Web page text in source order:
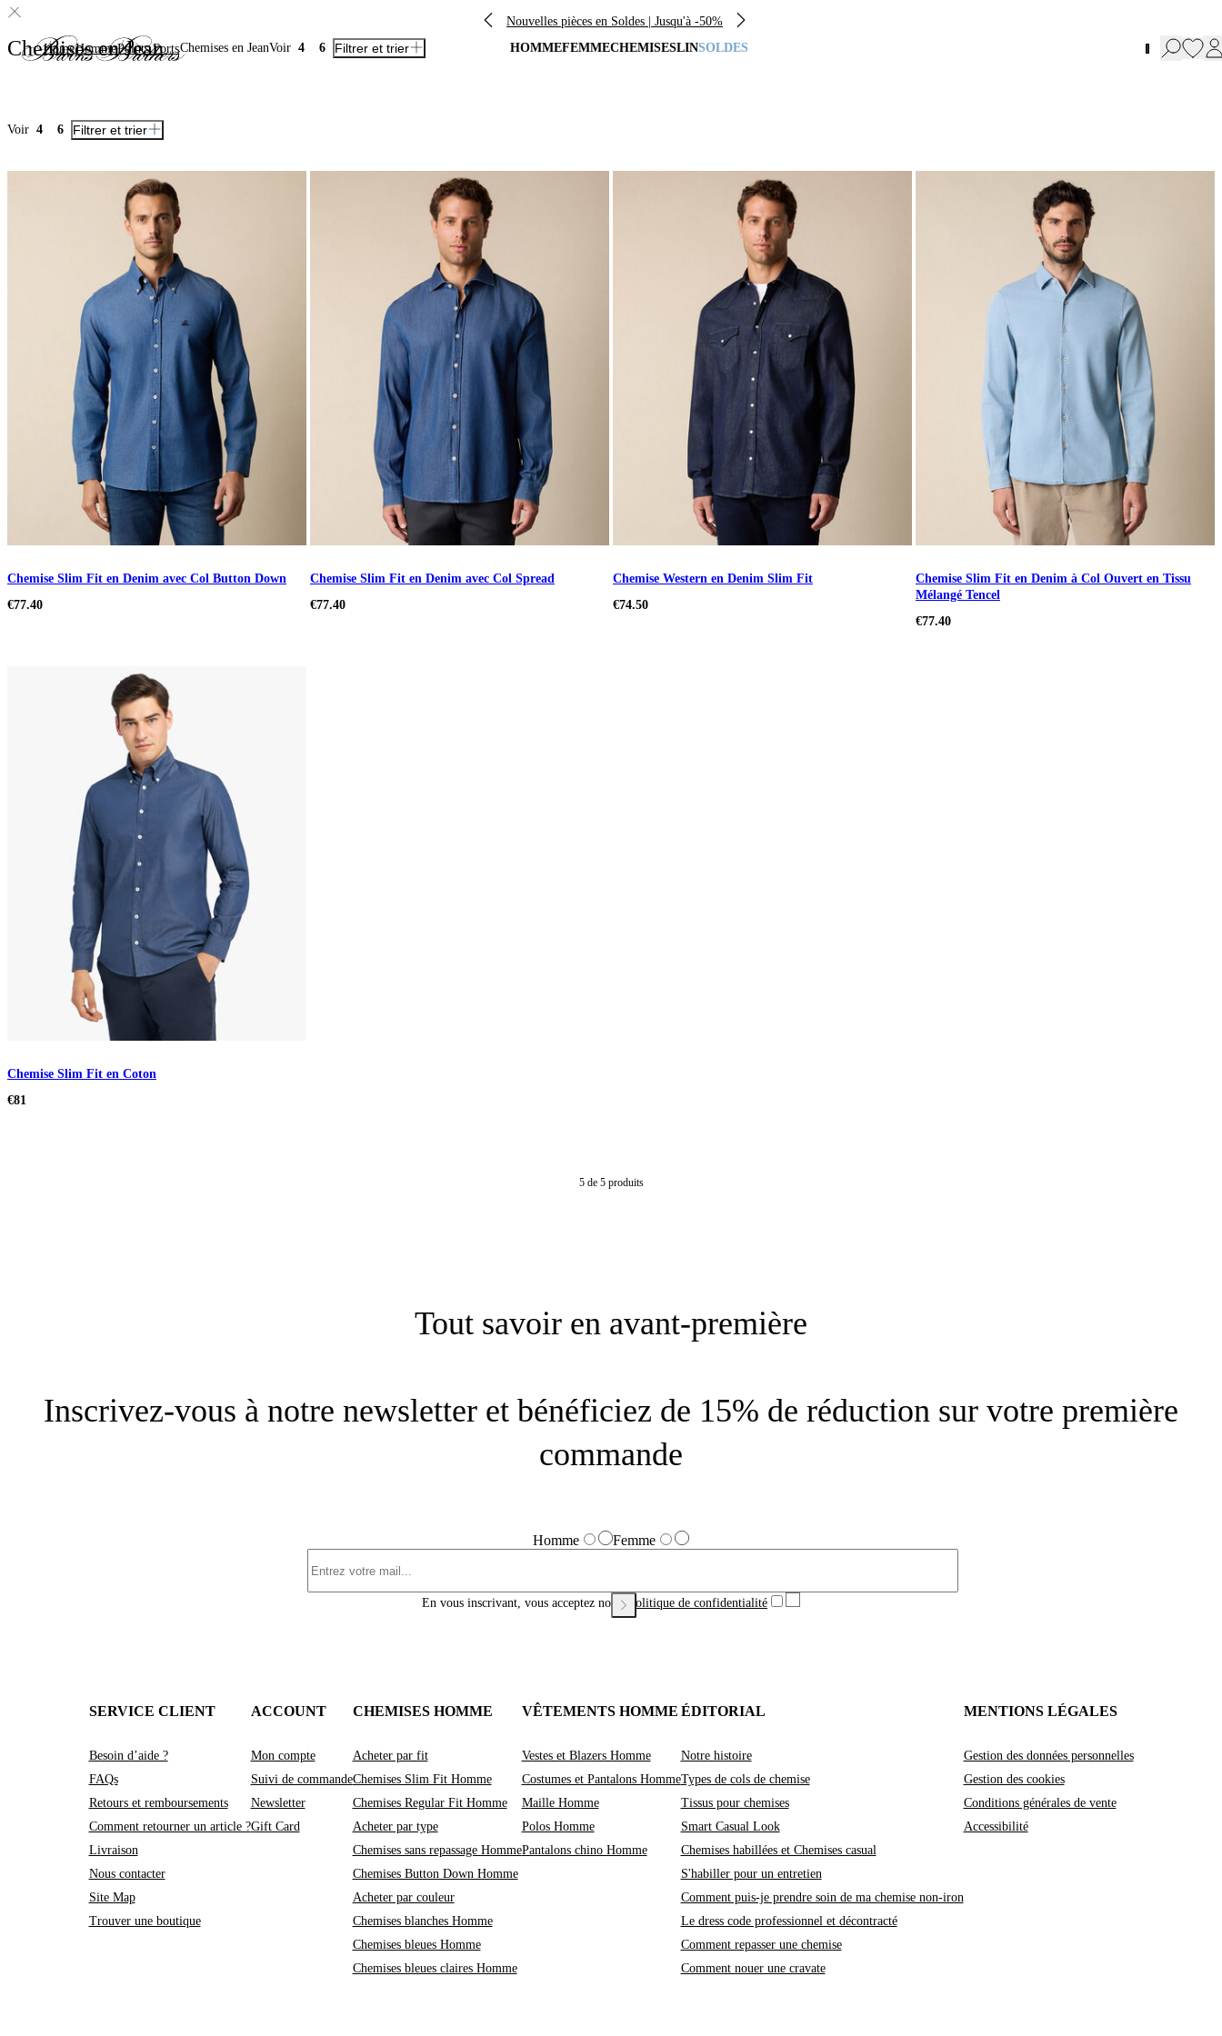
Nouvelles pièces en Soldes | Jusqu'à -50%
HOMMEFEMMECHEMISESLINSOLDES
HomeHommePoints FortsChemises en JeanVoir 4 6 Filtrer et trier
Chemises en Jean
Voir 4 6 Filtrer et trier
Chemise Slim Fit en Denim avec Col Button Down
€77.40
Chemise Slim Fit en Denim avec Col Spread
€77.40
Chemise Western en Denim Slim Fit
€74.50
Chemise Slim Fit en Denim à Col Ouvert en Tissu
Mélangé Tencel
€77.40
Chemise Slim Fit en Coton
€81
5de 5produits
Tout savoir en avant-première
Inscrivez-vous à notre newsletter et bénéficiez de 15% de réduction sur votre première
commande
Homme Femme
En vous inscrivant, vous acceptez notre Politique de confidentialité
SERVICE CLIENT
Besoin d’aide ?
FAQs
Retours et remboursements
Comment retourner un article ?
Livraison
Nous contacter
Site Map
Trouver une boutique
ACCOUNT
Mon compte
Suivi de commande
Newsletter
Gift Card
CHEMISES HOMME
Acheter par fit
Chemises Slim Fit Homme
Chemises Regular Fit Homme
Acheter par type
Chemises sans repassage Homme
Chemises Button Down Homme
Acheter par couleur
Chemises blanches Homme
Chemises bleues Homme
Chemises bleues claires Homme
VÊTEMENTS HOMME
Vestes et Blazers Homme
Costumes et Pantalons Homme
Maille Homme
Polos Homme
Pantalons chino Homme
ÉDITORIAL
Notre histoire
Types de cols de chemise
Tissus pour chemises
Smart Casual Look
Chemises habillées et Chemises casual
S'habiller pour un entretien
Comment puis-je prendre soin de ma chemise non-iron
Le dress code professionnel et décontracté
Comment repasser une chemise
Comment nouer une cravate
MENTIONS LÉGALES
Gestion des données personnelles
Gestion des cookies
Conditions générales de vente
Accessibilité